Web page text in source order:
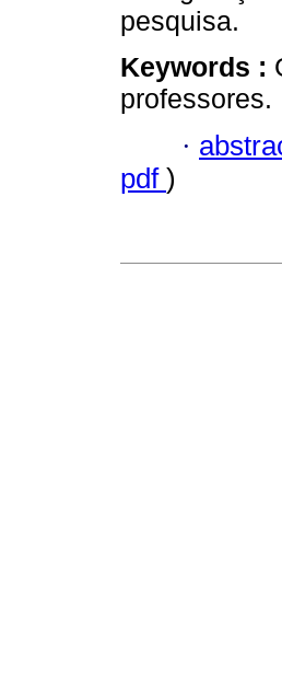
pesquisa.
Keywords :
professores.
·
pdf )